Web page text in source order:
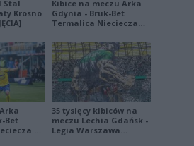
Stal
Krosno
Kibice na meczu Arka
Gdynia - Bruk-Bet
Termalica Nieciecza
Bet
2-
35 tysięcy kibiców na
meczu Lechia Gdańsk -
Legia Warszawa